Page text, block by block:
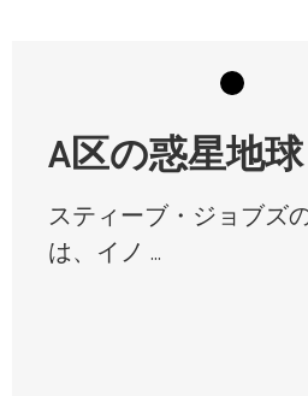
A区の惑星地球
スティーブ・ジョブズ
は、イノ ...